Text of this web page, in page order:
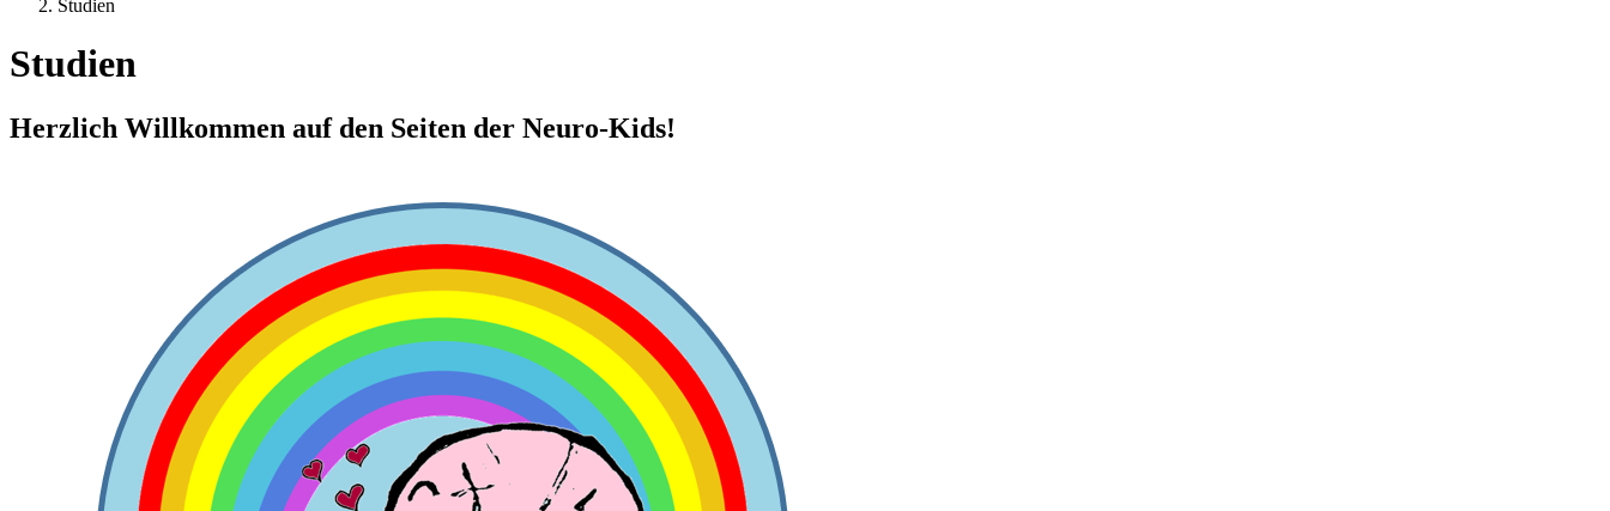
Studien
Studien
Herzlich Willkommen auf den Seiten der Neuro-Kids!